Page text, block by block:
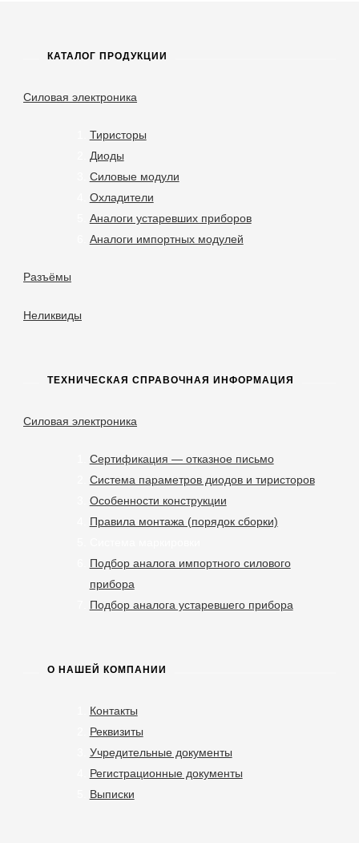
КАТАЛОГ ПРОДУКЦИИ
Силовая электроника
Тиристоры
Диоды
Силовые модули
Охладители
Аналоги устаревших приборов
Аналоги импортных модулей
Разъёмы
Неликвиды
ТЕХНИЧЕСКАЯ СПРАВОЧНАЯ ИНФОРМАЦИЯ
Силовая электроника
Сертификация — отказное письмо
Система параметров диодов и тиристоров
Особенности конструкции
Правила монтажа (порядок сборки)
Подбор аналога импортного силового
прибора
Подбор аналога устаревшего прибора
О НАШЕЙ КОМПАНИИ
Контакты
Реквизиты
Учредительные документы
Регистрационные документы
Выписки